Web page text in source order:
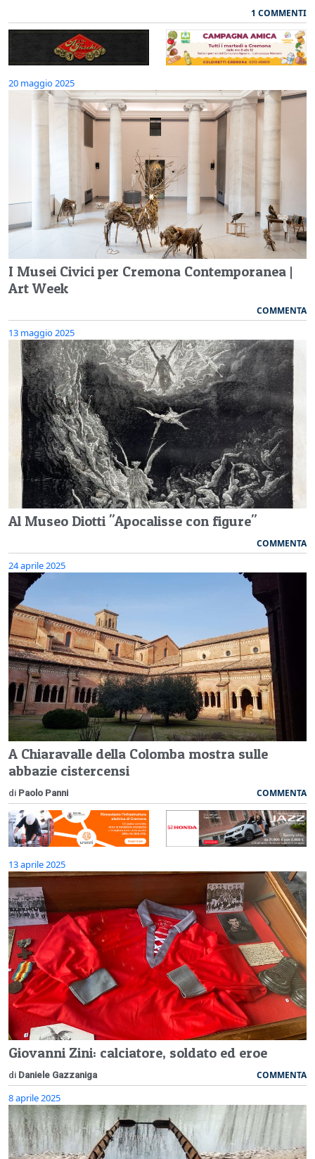
1 COMMENTI
20 maggio 2025
I Musei Civici per Cremona Contemporanea |
Art Week
COMMENTA
13 maggio 2025
Al Museo Diotti "Apocalisse con figure"
COMMENTA
24 aprile 2025
A Chiaravalle della Colomba mostra sulle
abbazie cistercensi
di Paolo Panni COMMENTA
13 aprile 2025
Giovanni Zini: calciatore, soldato ed eroe
di Daniele Gazzaniga COMMENTA
8 aprile 2025